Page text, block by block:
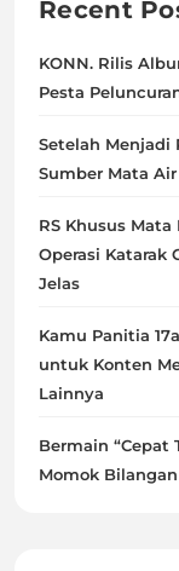
Recent
KONN. Rilis
Pesta
Setelah Menjadi
Sumber Mata
RS Khusus
Operasi Katarak
Jelas
Kamu Panitia
untuk Konten
Lainnya
Bermain “Cepat
Momok